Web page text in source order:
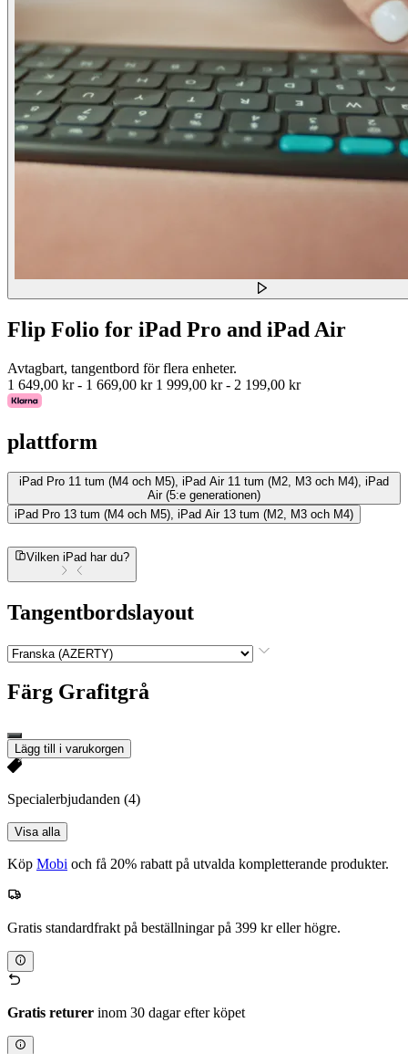
Flip Folio for iPad Pro and iPad Air
Avtagbart, tangentbord för flera enheter.
1 649,00 kr- 1 669,00 kr 1 999,00 kr- 2 199,00 kr
plattform
iPad Pro 11 tum (M4 och M5), iPad Air 11 tum (M2, M3 och M4), iPad
Air (5:e generationen)
iPad Pro 13 tum (M4 och M5), iPad Air 13 tum (M2, M3 och M4)
Vilken iPad har du?
Tangentbordslayout
Färg Grafitgrå
Lägg till i varukorgen
Specialerbjudanden (4)
Visa alla
Köp Mobi och få 20% rabatt på utvalda kompletterande produkter.
Gratis standardfrakt på beställningar på 399 kr eller högre.
Gratis returer inom 30 dagar efter köpet